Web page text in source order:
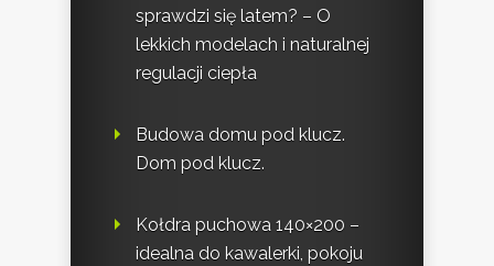
sprawdzi się latem? – O
lekkich modelach i naturalnej
regulacji ciepła
Budowa domu pod klucz.
Dom pod klucz.
Kołdra puchowa 140×200 –
idealna do kawalerki, pokoju